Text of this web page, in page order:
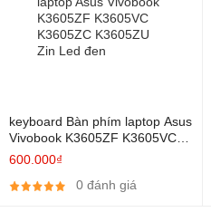
keyboard Bàn phím laptop Asus
Vivobook K3605ZF K3605VC
K3605ZC K3605ZU Zin Led
600.000₫
0 đánh giá